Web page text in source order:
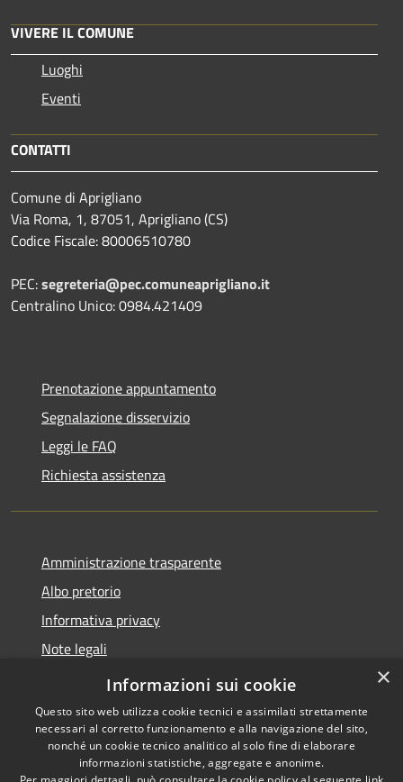
VIVERE IL COMUNE
Luoghi
Eventi
CONTATTI
Comune di Aprigliano
Via Roma, 1, 87051, Aprigliano (CS)
Codice Fiscale: 80006510780
PEC:segreteria@pec.comuneaprigliano.it
Centralino Unico: 0984.421409
Prenotazione appuntamento
Segnalazione disservizio
Leggi le FAQ
Richiesta assistenza
Amministrazione trasparente
Albo pretorio
Informativa privacy
Note legali
Dichiarazione di accessibilità
Copyright © 2026 • Comune di
×
Informazioni sui cookie
Questo sito web utilizza cookie tecnici e assimilati strettamente
necessari al corretto funzionamento e alla navigazione del sito,
nonché un cookie tecnico analitico al solo fine di elaborare
informazioni statistiche, aggregate e anonime.